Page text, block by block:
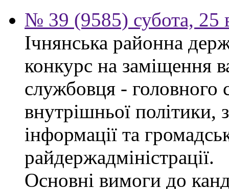
№ 39 (9585) субота, 25
Ічнянська районна
конкурс на заміщення
службовця - головного
внутрішньої політики,
інформації та
райдержадміністрації.
Основні вимоги до